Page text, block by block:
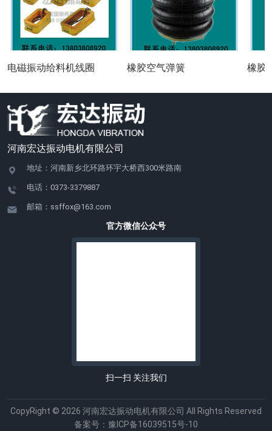
电磁振动给料机线圈 橡胶空气弹簧 橡胶
河南宏达振动电机有限公司
地址：河南新乡北环路环宇大桥西300米路南
电话：0373-3379887
邮箱：ssffox@163.com
官方微信公众号
扫一扫 关注我们
CopyRight © 2026 河南宏达振动电机有限公司 All Rights Reserved
备案号： 豫ICP备16039515号-10